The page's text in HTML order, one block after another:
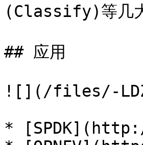
(Classify)等几大
## 应用
![](/files/-
*